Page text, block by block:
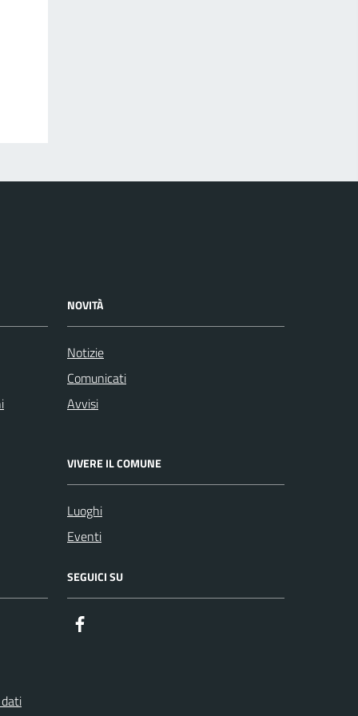
NOVITÀ
Notizie
Comunicati
Avvisi
VIVERE IL COMUNE
Luoghi
Eventi
SEGUICI SU